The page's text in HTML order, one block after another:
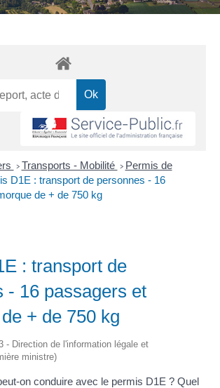
> Transports - Mobilité > Permis de
D1E : transport de personnes - 16
de + de 750 kg
: transport de
- 16 passagers et
+ de 750 kg
- Direction de l'information légale et
ministre)
on conduire avec le permis D1E ? Quel